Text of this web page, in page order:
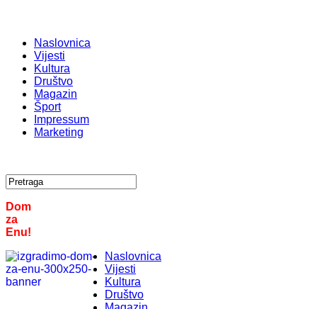
Naslovnica
Vijesti
Kultura
Društvo
Magazin
Šport
Impressum
Marketing
Dom
za
Enu!
Naslovnica
Vijesti
Kultura
Društvo